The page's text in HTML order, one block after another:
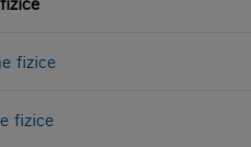
fizice
fizice